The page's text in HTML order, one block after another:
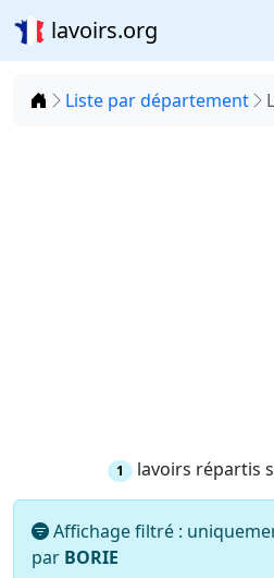
lavoirs.org
Accueil
Liste par département
1 lavoirs répartis
Affichage filtré :
par BORIE